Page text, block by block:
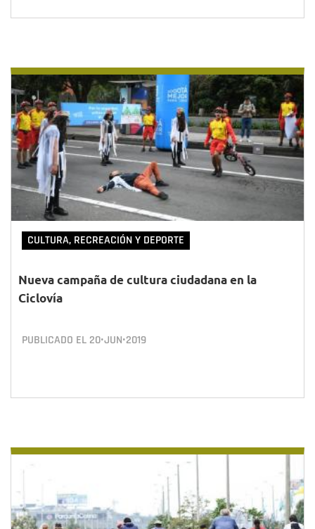
CULTURA, RECREACIÓN Y DEPORTE
Nueva campaña de cultura ciudadana en la
Ciclovía
PUBLICADO EL 20•JUN•2019